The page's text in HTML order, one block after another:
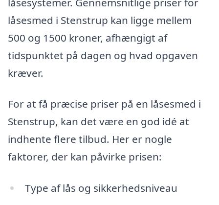
låsesmed i Stenstrup kan ligge mellem
500 og 1500 kroner, afhængigt af
tidspunktet på dagen og hvad opgaven
kræver.
For at få præcise priser på en låsesmed i
Stenstrup, kan det være en god idé at
indhente flere tilbud. Her er nogle
faktorer, der kan påvirke prisen:
Type af lås og sikkerhedsniveau